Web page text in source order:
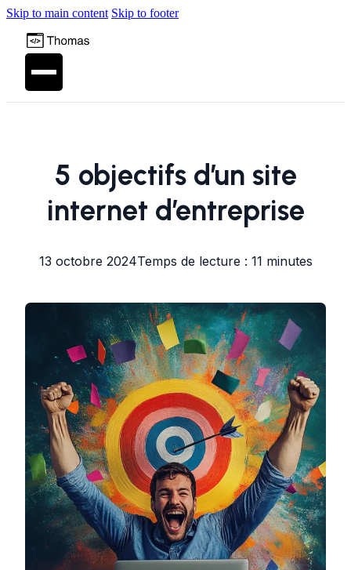
Skip to main content Skip to footer
5 objectifs d’un site
internet d’entreprise
13 octobre 2024Temps de lecture : 11 minutes